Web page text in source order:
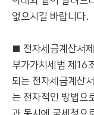
없으시길 바랍니다.
■ 전자세금계산서
부가가치세법 제16
되는 전자세금계산
는 전자적인 방법으